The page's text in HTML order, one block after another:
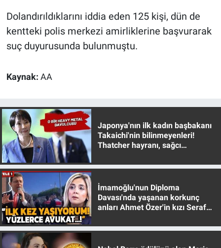
Dolandırıldıklarını iddia eden 125 kişi, dün de
kentteki polis merkezi amirliklerine başvurarak
suç duyurusunda bulunmuştu.
Kaynak: AA
Japonya'nın ilk kadın başbakanı
Takaichi'nin bilinmeyenleri!
Thatcher hayranı, sağcı
İmamoğlu'nun Diploma
Davası'nda yaşanan korkunç
anları Ahmet Özer'in kızı Seraf
Yerel Gündem
Yerel Yaşam